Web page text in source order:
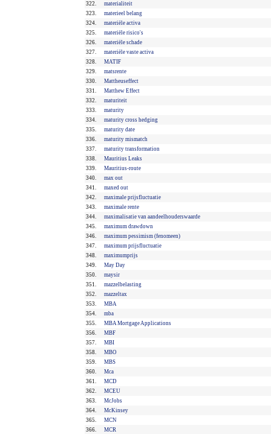
322.
materialiteit
323.
materieel belang
324.
materiële activa
325.
materiële risico's
326.
materiële schade
327.
materiële vaste activa
328.
MATIF
329.
matsrente
330.
Mattheuseffect
331.
Matthew Effect
332.
maturiteit
333.
maturity
334.
maturity cross hedging
335.
maturity date
336.
maturity mismatch
337.
maturity transformation
338.
Mauritius Leaks
339.
Mauritius-route
340.
max out
341.
maxed out
342.
maximale prijsfluctuatie
343.
maximale rente
344.
maximalisatie van aandeelhouderswaarde
345.
maximum drawdown
346.
maximum pessimism (fenomeen)
347.
maximum prijsfluctuatie
348.
maximumprijs
349.
May Day
350.
maysir
351.
mazzelbelasting
352.
mazzeltax
353.
MBA
354.
mba
355.
MBA Mortgage Applications
356.
MBF
357.
MBI
358.
MBO
359.
MBS
360.
Mca
361.
MCD
362.
MCEU
363.
McJobs
364.
McKinsey
365.
MCN
366.
MCR